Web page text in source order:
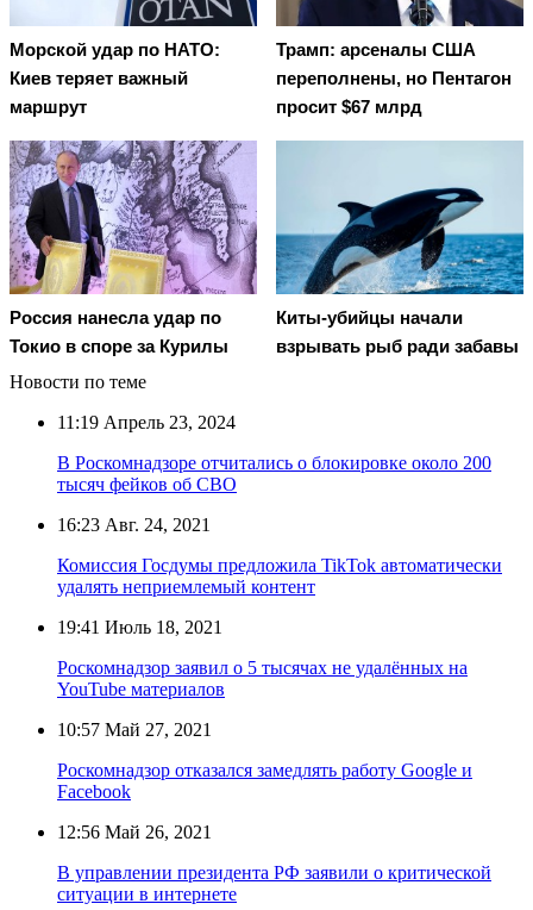
Морской удар по НАТО:
Киев теряет важный
маршрут
Трамп: арсеналы США
переполнены, но Пентагон
просит $67 млрд
Россия нанесла удар по
Токио в споре за Курилы
Киты-убийцы начали
взрывать рыб ради забавы
Новости по теме
11:19 Апрель 23, 2024
В Роскомнадзоре отчитались о блокировке около 200
тысяч фейков об СВО
16:23 Авг. 24, 2021
Комиссия Госдумы предложила TikTok автоматически
удалять неприемлемый контент
19:41 Июль 18, 2021
Роскомнадзор заявил о 5 тысячах не удалённых на
YouTube материалов
10:57 Май 27, 2021
Роскомнадзор отказался замедлять работу Google и
Facebook
12:56 Май 26, 2021
В управлении президента РФ заявили о критической
ситуации в интернете